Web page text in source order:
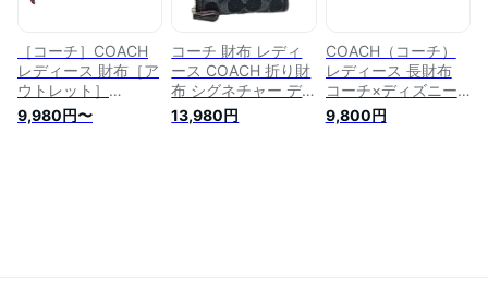
［コーチ］COACH
レディース 財布［ア
ウトレット］
【F53769】デニム
レザー アコーディオ
9,980円〜
コーチ 財布 レディ
ース COACH 折り財
布 シグネチャー デ
ニム スモール ジッ
プ アラウンド ウォ
13,980円
COACH（コーチ）
レディース 長財布
コーチ×ディズニー
コラボ ミッキーマウ
ス パッチワーク ア
9,800円